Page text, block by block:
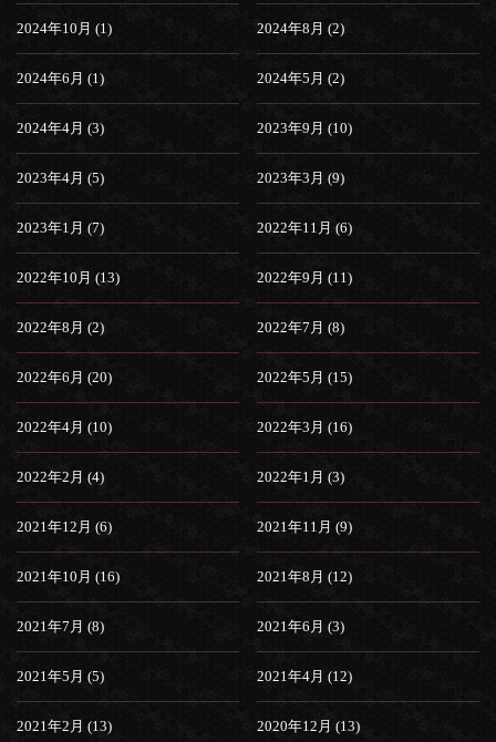
2024年10月 (1) 2024年8月 (2)
2024年6月 (1) 2024年5月 (2)
2024年4月 (3) 2023年9月 (10)
2023年4月 (5) 2023年3月 (9)
2023年1月 (7) 2022年11月 (6)
2022年10月 (13) 2022年9月 (11)
2022年8月 (2) 2022年7月 (8)
2022年6月 (20) 2022年5月 (15)
2022年4月 (10) 2022年3月 (16)
2022年2月 (4) 2022年1月 (3)
2021年12月 (6) 2021年11月 (9)
2021年10月 (16) 2021年8月 (12)
2021年7月 (8) 2021年6月 (3)
2021年5月 (5) 2021年4月 (12)
2021年2月 (13) 2020年12月 (13)